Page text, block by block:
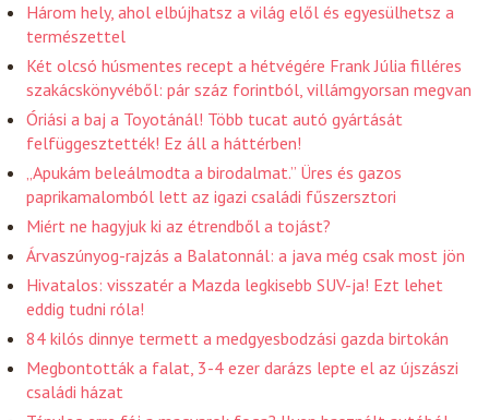
Három hely, ahol elbújhatsz a világ elől és egyesülhetsz a
természettel
Két olcsó húsmentes recept a hétvégére Frank Júlia filléres
szakácskönyvéből: pár száz forintból, villámgyorsan megvan
Óriási a baj a Toyotánál! Több tucat autó gyártását
felfüggesztették! Ez áll a háttérben!
„Apukám beleálmodta a birodalmat.” Üres és gazos
paprikamalomból lett az igazi családi fűszersztori
Miért ne hagyjuk ki az étrendből a tojást?
Árvaszúnyog-rajzás a Balatonnál: a java még csak most jön
Hivatalos: visszatér a Mazda legkisebb SUV-ja! Ezt lehet
eddig tudni róla!
84 kilós dinnye termett a medgyesbodzási gazda birtokán
Megbontották a falat, 3-4 ezer darázs lepte el az újszászi
családi házat